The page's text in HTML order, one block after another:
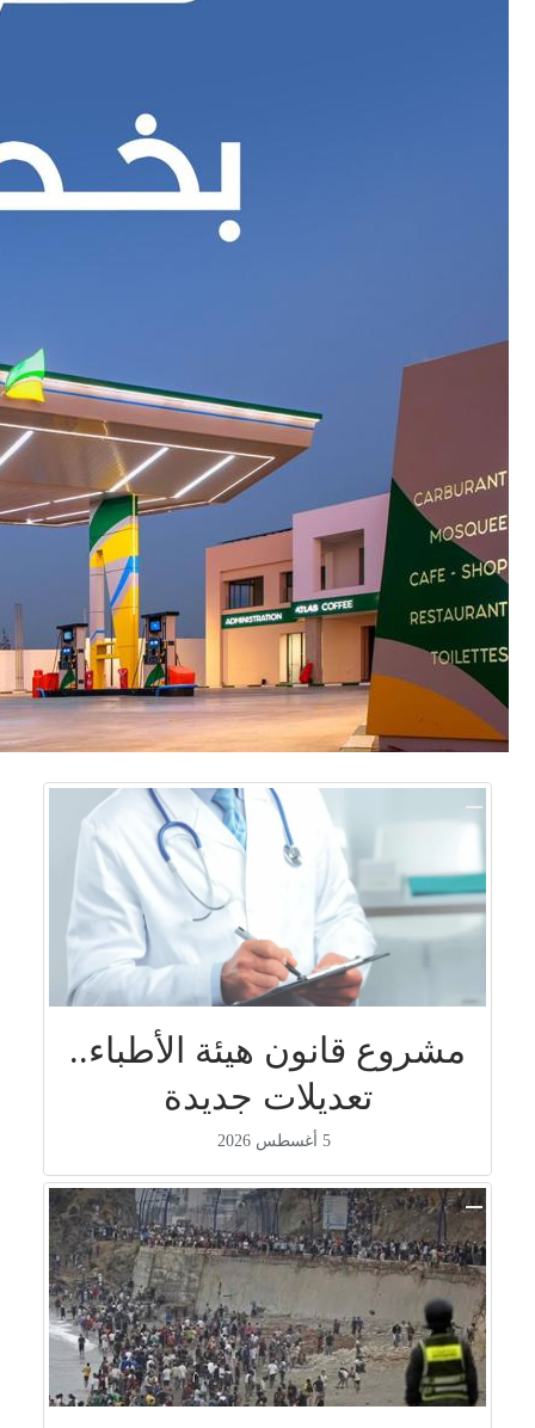
مشروع قانون هيئة الأطباء..
تعديلات جديدة
5 أغسطس 2026